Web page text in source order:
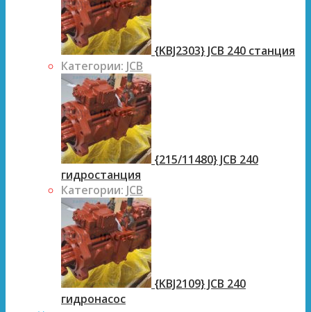
{KBJ2303} JCB 240 станция
Категории: JCB
{215/11480} JCB 240
гидростанция
Категории: JCB
{KBJ2109} JCB 240
гидронасос